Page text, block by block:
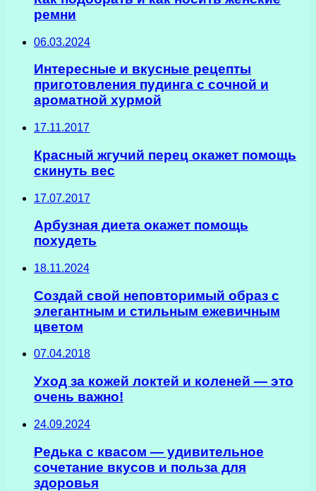
ремни
06.03.2024
Интересные и вкусные рецепты
приготовления пудинга с сочной и
ароматной хурмой
17.11.2017
Красный жгучий перец окажет помощь
скинуть вес
17.07.2017
Арбузная диета окажет помощь
похудеть
18.11.2024
Создай свой неповторимый образ с
элегантным и стильным ежевичным
цветом
07.04.2018
Уход за кожей локтей и коленей — это
очень важно!
24.09.2024
Редька с квасом — удивительное
сочетание вкусов и польза для
здоровья